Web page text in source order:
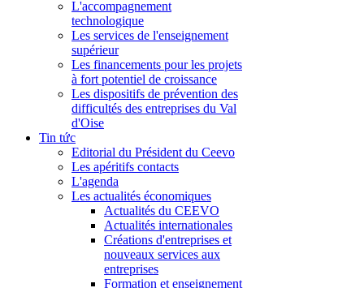
L'accompagnement
technologique
Les services de l'enseignement
supérieur
Les financements pour les projets
à fort potentiel de croissance
Les dispositifs de prévention des
difficultés des entreprises du Val
d'Oise
Tin tức
Editorial du Président du Ceevo
Les apéritifs contacts
L'agenda
Les actualités économiques
Actualités du CEEVO
Actualités internationales
Créations d'entreprises et
nouveaux services aux
entreprises
Formation et enseignement